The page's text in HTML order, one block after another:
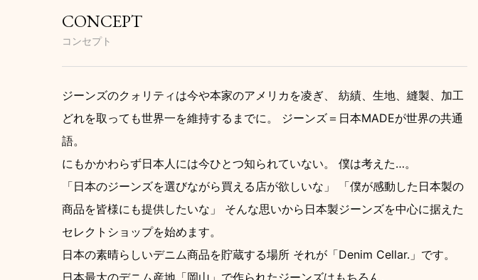
CONCEPT
コンセプト
ジーンズのクォリティは今や本家のアメリカを凌ぎ、 紡績、生地、縫製、加工
どれを取っても世界一を維持するまでに。 ジーンズ＝日本MADEが世界の共通
語。
にもかかわらず日本人には今ひとつ知られていない。 僕は考えた…。
「日本のジーンズを選びながら買える店が欲しいな」 「僕が感動した日本製の
商品を皆様にも提供したいな」 そんな思いから日本製ジーンズを中心に据えた
セレクトショップを始めます。
日本の素晴らしいデニム商品を貯蔵する場所 それが「Denim Cellar.」です。
日本最大のデニム産地「岡山」で作られたジーンズはもちろん、